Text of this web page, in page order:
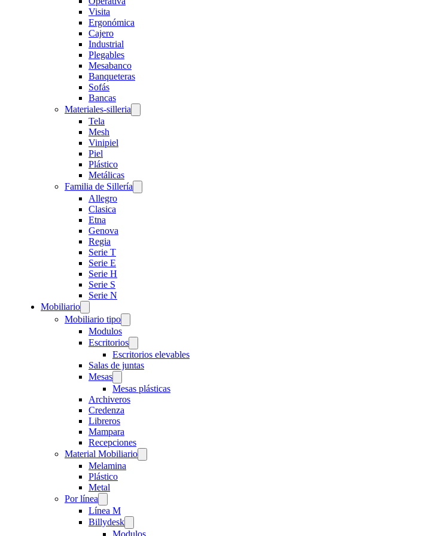
Visita
Ergonómica
Cajero
Industrial
Plegables
Mesabanco
Banqueteras
Sofás
Bancas
Materiales-silleria
Tela
Mesh
Vinipiel
Piel
Plástico
Metálicas
Familia de Sillería
Allegro
Clasica
Etna
Genova
Regia
Serie T
Serie E
Serie H
Serie S
Serie N
Mobiliario
Mobiliario tipo
Modulos
Escritorios
Escritorios elevables
Salas de juntas
Mesas
Mesas plásticas
Archiveros
Credenza
Libreros
Mampara
Recepciones
Material Mobiliario
Melamina
Plástico
Metal
Por línea
Línea M
Billydesk
Modulos